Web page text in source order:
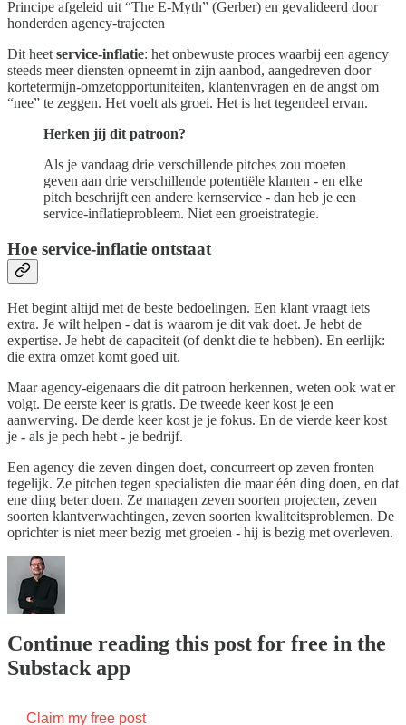
Principe afgeleid uit “The E-Myth” (Gerber) en gevalideerd door
honderden agency-trajecten
Dit heet service-inflatie: het onbewuste proces waarbij een agency
steeds meer diensten opneemt in zijn aanbod, aangedreven door
kortetermijn-omzetopportuniteiten, klantenvragen en de angst om
“nee” te zeggen. Het voelt als groei. Het is het tegendeel ervan.
Herken jij dit patroon?
Als je vandaag drie verschillende pitches zou moeten
geven aan drie verschillende potentiële klanten - en elke
pitch beschrijft een andere kernservice - dan heb je een
service-inflatieprobleem. Niet een groeistrategie.
Hoe service-inflatie ontstaat
Het begint altijd met de beste bedoelingen. Een klant vraagt iets
extra. Je wilt helpen - dat is waarom je dit vak doet. Je hebt de
expertise. Je hebt de capaciteit (of denkt die te hebben). En eerlijk:
die extra omzet komt goed uit.
Maar agency-eigenaars die dit patroon herkennen, weten ook wat er
volgt. De eerste keer is gratis. De tweede keer kost je een
aanwerving. De derde keer kost je je fokus. En de vierde keer kost
je - als je pech hebt - je bedrijf.
Een agency die zeven dingen doet, concurreert op zeven fronten
tegelijk. Ze pitchen tegen specialisten die maar één ding doen, en dat
ene ding beter doen. Ze managen zeven soorten projecten, zeven
soorten klantverwachtingen, zeven soorten kwaliteitsproblemen. De
oprichter is niet meer bezig met groeien - hij is bezig met overleven.
Continue reading this post for free in the
Substack app
Claim my free post